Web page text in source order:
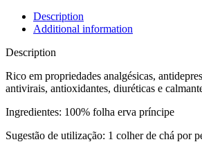
Description
Additional information
Description
Rico em propriedades analgésicas,
antivirais, antioxidantes, diuréticas e
Ingredientes: 100% folha erva príncipe
Sugestão de utilização: 1 colher de chá por